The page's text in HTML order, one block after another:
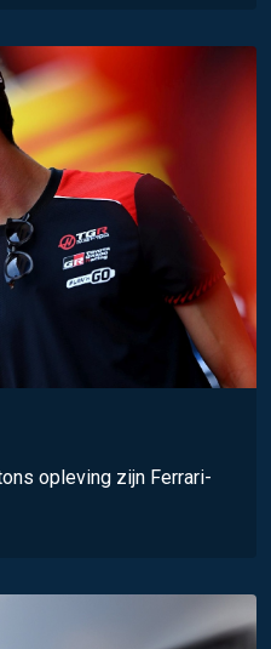
opleving zijn Ferrari-